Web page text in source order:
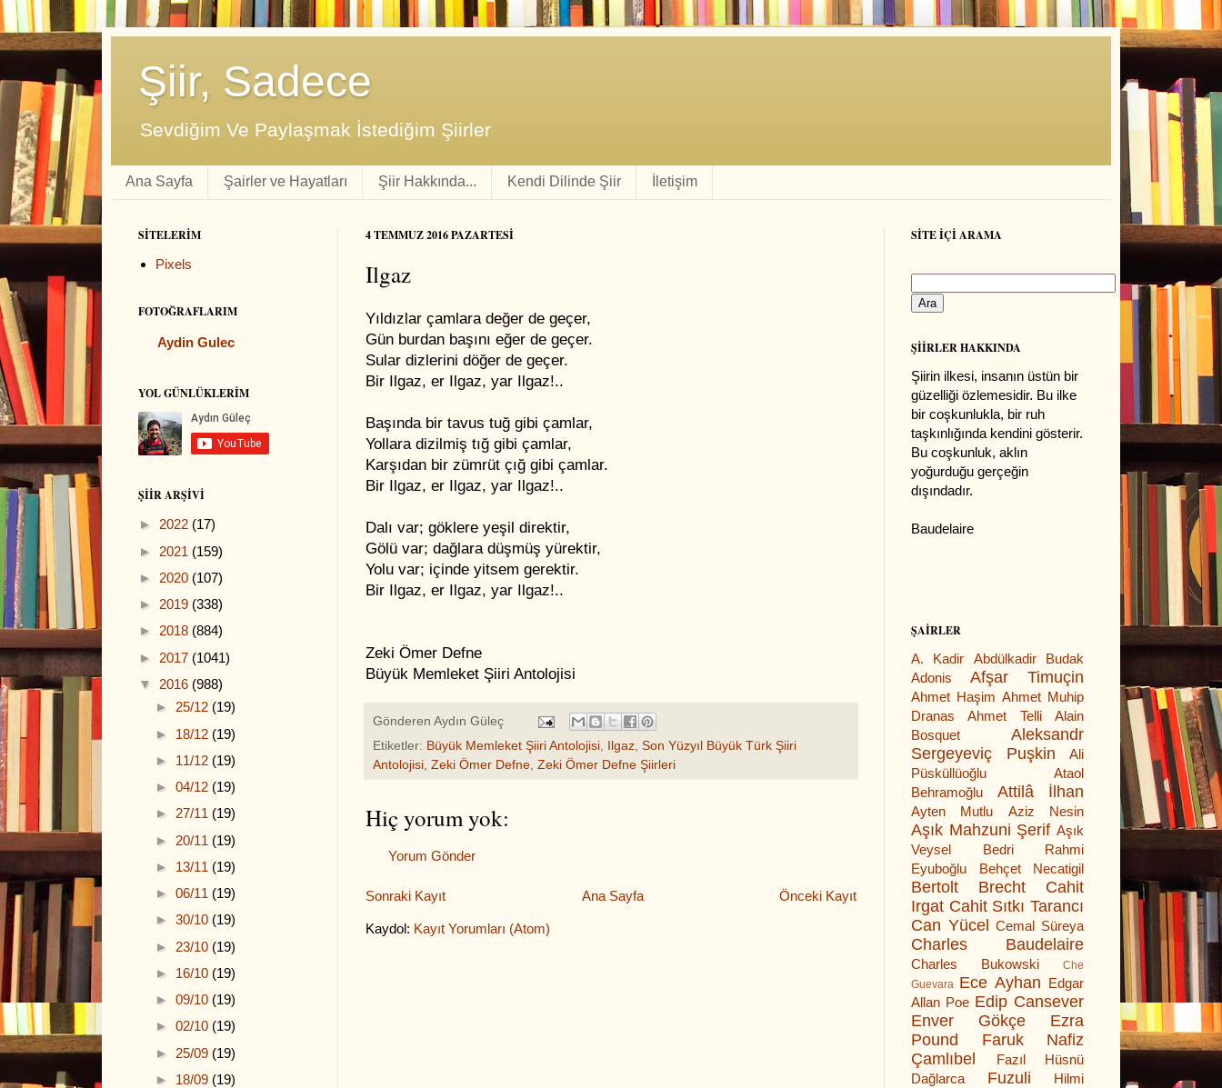
Şiir, Sadece
Sevdiğim Ve Paylaşmak İstediğim Şiirler
Ana Sayfa Şairler ve Hayatları Şiir Hakkında... Kendi Dilinde Şiir İletişim
4 TEMMUZ 2016 PAZARTESI
Ilgaz
Yıldızlar çamlara değer de geçer,
Gün burdan başını eğer de geçer.
Sular dizlerini döğer de geçer.
Bir Ilgaz, er Ilgaz, yar Ilgaz!..
Başında bir tavus tuğ gibi çamlar,
Yollara dizilmiş tığ gibi çamlar,
Karşıdan bir zümrüt çığ gibi çamlar.
Bir Ilgaz, er Ilgaz, yar Ilgaz!..
Dalı var; göklere yeşil direktir,
Gölü var; dağlara düşmüş yürektir,
Yolu var; içinde yitsem gerektir.
Bir Ilgaz, er Ilgaz, yar Ilgaz!..
Zeki Ömer Defne
Büyük Memleket Şiiri Antolojisi
Gönderen Aydın Güleç
Etiketler: Büyük Memleket Şiiri Antolojisi, Ilgaz, Son Yüzyıl Büyük Türk Şiiri
Antolojisi, Zeki Ömer Defne, Zeki Ömer Defne Şiirleri
Hiç yorum yok:
Yorum Gönder
Sonraki Kayıt Önceki Kayıt
Ana Sayfa
Kaydol: Kayıt Yorumları (Atom)
SITELERIM
Pixels
FOTOĞRAFLARIM
Aydin Gulec
YOL GÜNLÜKLERIM
ŞIIR ARŞIVI
► 2022 (17)
► 2021 (159)
► 2020 (107)
► 2019 (338)
► 2018 (884)
► 2017 (1041)
▼ 2016 (988)
► 25/12 (19)
► 18/12 (19)
► 11/12 (19)
► 04/12 (19)
► 27/11 (19)
► 20/11 (19)
► 13/11 (19)
► 06/11 (19)
► 30/10 (19)
► 23/10 (19)
► 16/10 (19)
► 09/10 (19)
► 02/10 (19)
► 25/09 (19)
► 18/09 (19)
SİTE İÇİ ARAMA
ŞİİRLER HAKKINDA
Şiirin ilkesi, insanın üstün bir
güzelliği özlemesidir. Bu ilke
bir coşkunlukla, bir ruh
taşkınlığında kendini gösterir.
Bu coşkunluk, aklın
yoğurduğu gerçeğin
dışındadır.
Baudelaire
ŞAİRLER
A. Kadir
Abdülkadir Budak
Adonis
Afşar Timuçin
Ahmet Haşim Ahmet Muhip
Dranas
Ahmet Telli
Alain
Bosquet
Aleksandr
Sergeyeviç Puşkin
Ali
Püsküllüoğlu
Ataol
Behramoğlu
Attilâ İlhan
Ayten Mutlu Aziz Nesin
Aşık Mahzuni Şerif Aşık
Veysel
Bedri Rahmi
Eyuboğlu
Behçet Necatigil
Bertolt Brecht
Cahit
Irgat Cahit Sıtkı Tarancı
Can Yücel Cemal Süreya
Charles Baudelaire
Charles Bukowski
Che
Guevara Ece Ayhan Edgar
Allan Poe Edip Cansever
Enver Gökçe
Ezra
Pound
Faruk Nafiz
Çamlıbel
Fazıl Hüsnü
Dağlarca
Fuzuli
Hilmi